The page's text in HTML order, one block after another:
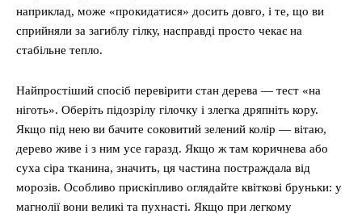
наприклад, може «прокидатися» досить довго, і те, що ви
сприйняли за загиблу гілку, насправді просто чекає на
стабільне тепло.
Найпростіший спосіб перевірити стан дерева — тест «на
ніготь». Оберіть підозрілу гілочку і злегка дряпніть кору.
Якщо під нею ви бачите соковитий зелений колір — вітаю,
дерево живе і з ним усе гаразд. Якщо ж там коричнева або
суха сіра тканина, значить, ця частина постраждала від
морозів. Особливо прискіпливо оглядайте квіткові бруньки: у
магнолії вони великі та пухнасті. Якщо при легкому